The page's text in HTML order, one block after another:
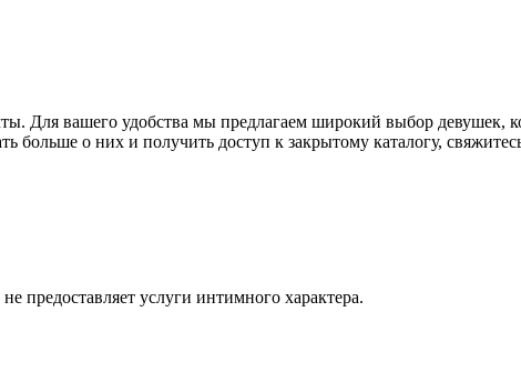
Для вашего удобства мы предлагаем широкий выбор девушек,
больше о них и получить доступ к закрытому каталогу,
предоставляет услуги интимного характера.